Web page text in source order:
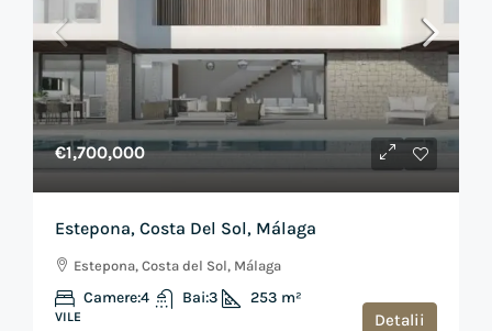
€1,700,000
Estepona, Costa Del Sol, Málaga
Estepona, Costa del Sol, Málaga
Camere:4 Bai:3 253 m²
VILE Detalii